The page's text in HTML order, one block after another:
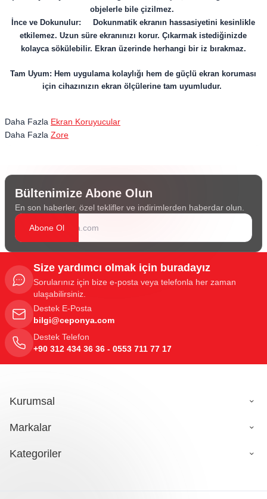
objelerle bile çizilmez.
İnce ve Dokunulur: Dokunmatik ekranın hassasiyetini kesinlikle
etkilemez. Uzun süre ekranınızı korur. Çıkarmak istediğinizde
kolayca sökülebilir. Ekran üzerinde herhangi bir iz bırakmaz.
Tam Uyum: Hem uygulama kolaylığı hem de güçlü ekran koruması
için cihazınızın ekran ölçülerine tam uyumludur.
Daha Fazla Ekran Koruyucular
Daha Fazla Zore
Bültenimize Abone Olun
En son haberler, özel teklifler ve indirimlerden haberdar olun.
Abone Ol
Size yardımcı olmak için buradayız
Sorularınız için bize e-posta veya telefonla her zaman
ulaşabilirsiniz.
Destek E-Posta
bilgi@ceponya.com
Destek Telefon
+90 312 434 36 36 - 0553 711 77 17
Kurumsal
Markalar
Kategoriler